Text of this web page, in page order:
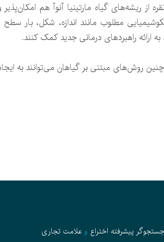
از ریشه‌های گیاه مارتینیا آنوآ هم
مطلوب مانند اندازه، شکل، بار سطح
ارائه راهبردهای درمانی جدید کمک کنند.
روش‌های مبتنی بر گیاهان می‌توانند به
جستجوگر پیشرفته اختراع وعلامت تجاری